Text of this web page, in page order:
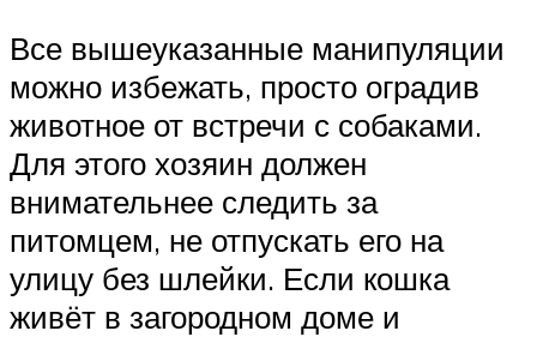
Все вышеуказанные манипуляции
можно избежать, просто оградив
животное от встречи с собаками.
Для этого хозяин должен
внимательнее следить за
питомцем, не отпускать его на
улицу без шлейки. Если кошка
живёт в загородном доме и